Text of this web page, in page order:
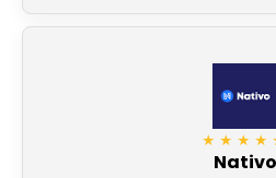
Nativo